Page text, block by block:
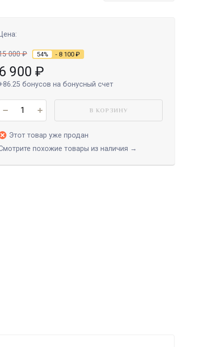
Цена:
000₽ 54% - 8 100 ₽
6 900 ₽
бонусов на бонусный счет
В КОРЗИНУ
Этот товар уже продан
похожие товары из наличия →